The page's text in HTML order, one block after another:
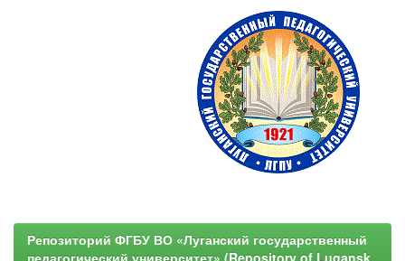
Репозиторий ФГБУ ВО «Луганский государственный
педагогический университет» (Repository of Lugansk